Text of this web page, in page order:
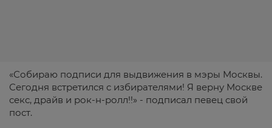
«Собираю подписи для выдвижения в мэры Москвы.
Сегодня встретился с избирателями! Я верну Москве
секс, драйв и рок-н-ролл!!» - подписал певец свой
пост.